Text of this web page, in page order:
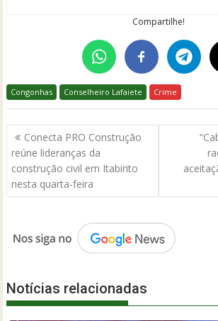
Compartilhe!
Congonhas Conselheiro Lafaiete Crime
Navegação
de
Post
Conecta PRO Construção
reúne lideranças da
construção civil em Itabirito
nesta quarta-feira
Notícias relacionadas